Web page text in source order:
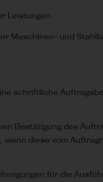
Leistungen.
Maschinen- und
schriftliche
Bestätigung des
diese vom
für die